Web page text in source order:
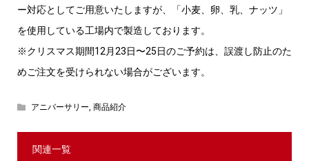
ー対応としてご用意いたしますが、「小麦、卵、乳、ナッツ」
を使用している工場内で製造しております。
※クリスマス期間12月23日〜25日のご予約は、誤渡し防止のた
めご注文を受けられない場合がございます。
アニバーサリー, 商品紹介
関連一覧